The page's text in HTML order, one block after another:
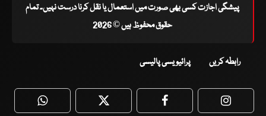
پیشگی اجازت کسی بھی صورت میں استعمال یا نقل کرنا درست نہیں۔ تمام
حقوق محفوظ ہیں © 2026
رابطہ کریں پرائیویسی پالیسی
WhatsApp Twitter Facebook